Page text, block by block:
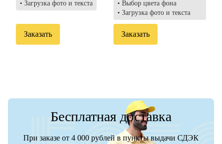
• Загрузка фото и текста
Заказать
• Выбор цвета фона
• Загрузка фото и текста
Заказать
Бесплатная доставка
При заказе от 4 000 рублей в пункты выдачи СДЭК